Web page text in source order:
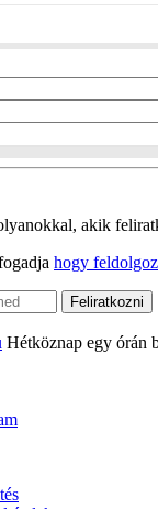
akik
hogy
Hétköznap egy órán